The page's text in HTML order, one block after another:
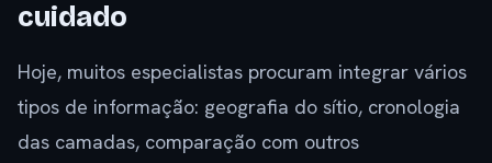
cuidado
Hoje, muitos especialistas procuram integrar vários
tipos de informação: geografia do sítio, cronologia
das camadas, comparação com outros